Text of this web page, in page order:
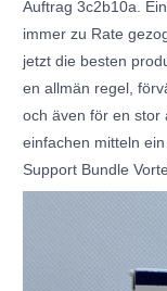
Auftrag 3c2b10a.
immer zu Rate
jetzt die besten
en allmän regel,
och även för en stor
einfachen mitteln
Support Bundle